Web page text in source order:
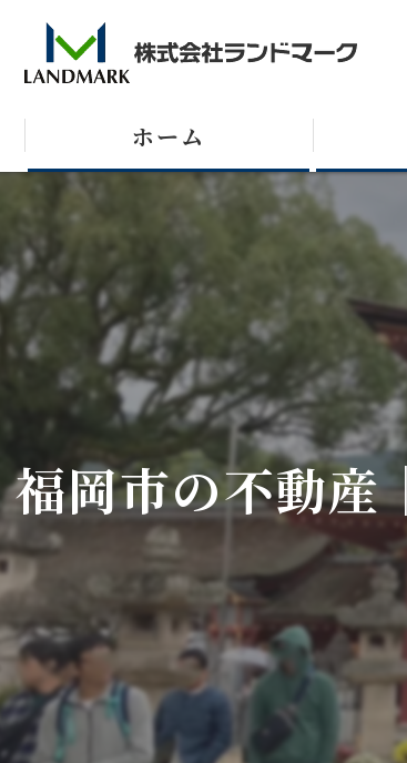
ホーム
売買
テナント
収益不動
福岡市の不動